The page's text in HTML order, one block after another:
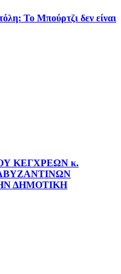
Το Μπούρτζι δεν είναι
ΚΕΓΧΡΕΩΝ κ.
ΔΗΜΟΤΙΚΗ